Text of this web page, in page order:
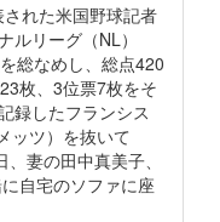
れた米国野球記者
ルリーグ（NL）
総なめし、総点420
枚、3位票7枚をそ
録したフランシス
ッツ）を抜いて
妻の田中真美子、
自宅のソファに座